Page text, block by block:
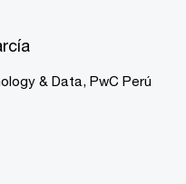
& Data, PwC Perú